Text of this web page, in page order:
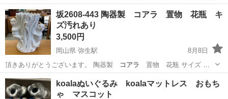
すが、シミが全体的にあります。 喫煙者ペットいません 状態を理解い
ただける方に無料でお譲りします
大阪 東大阪市 八戸ノ里駅 寝具
坂2608-443 陶器製 コアラ 置物 花瓶 キ
ズ汚れあり
3,500円
岡山県 弥生駅
8月8日
頂きありがとうございます。 陶器製
コアラ 置物 花瓶 サイズ 幅
約490m…
岡山 倉敷市 インテリア雑貨/小物
koalaぬいぐるみ koalaマットレス おもち
ゃ マスコット